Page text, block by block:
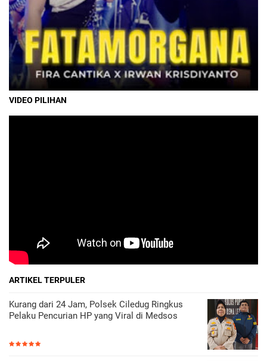
VIDEO PILIHAN
ARTIKEL TERPULER
Kurang dari 24 Jam, Polsek Ciledug Ringkus
Pelaku Pencurian HP yang Viral di Medsos